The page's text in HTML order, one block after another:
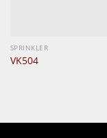
SPRINKLER
VK504